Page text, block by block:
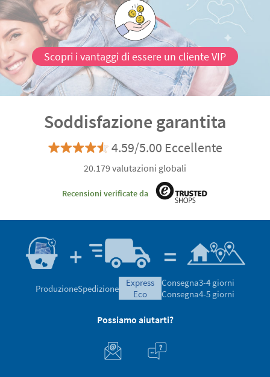
Scopri i vantaggi di essere un cliente VIP
Soddisfazione garantita
4.59/5.00 Eccellente
20.179 valutazioni globali
Recensioni verificate da
ProduzioneSpedizione
express
eco
Consegna3-4 giorni
Consegna4-5 giorni
Possiamo aiutarti?